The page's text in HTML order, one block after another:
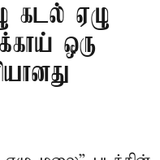
கடல் ஏழு
ஒரு